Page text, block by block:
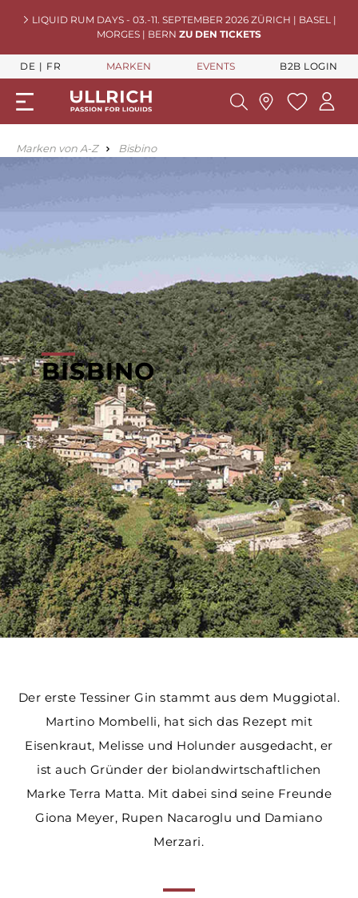
LIQUID RUM DAYS - 03.-11. SEPTEMBER 2026 ZÜRICH | BASEL |
MORGES | BERN ZU DEN TICKETS
DE FR MARKEN EVENTS B2B LOGIN
Marken von A-Z Bisbino
BISBINO
Der erste Tessiner Gin stammt aus dem Muggiotal.
Martino Mombelli, hat sich das Rezept mit
Eisenkraut, Melisse und Holunder ausgedacht, er
ist auch Gründer der biolandwirtschaftlichen
Marke Terra Matta. Mit dabei sind seine Freunde
Giona Meyer, Rupen Nacaroglu und Damiano
Merzari.